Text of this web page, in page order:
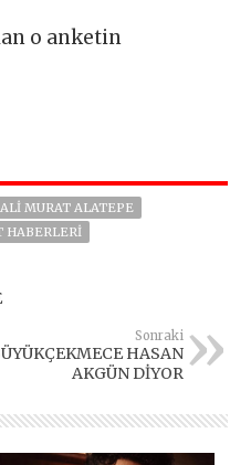
o anketin
MURAT ALATEPE
HABERLERI
Sonraki
HASAN
AKGÜN DİYOR